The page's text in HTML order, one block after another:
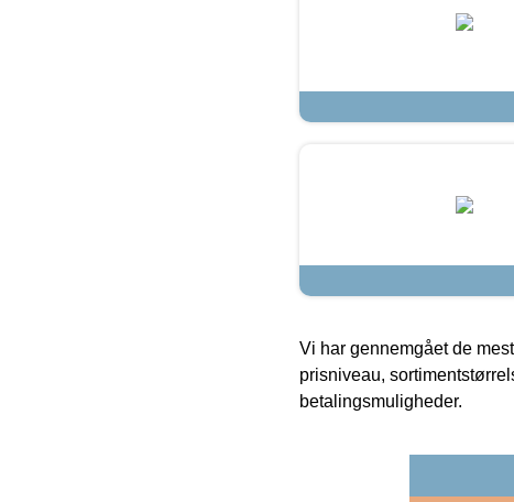
Vi har gennemgået de
prisniveau,
betalingsmuligheder.